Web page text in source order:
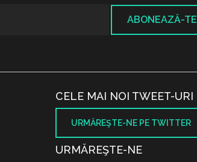
ABONEAZĂ-TE
CELE MAI NOI TWEET-URI
URMĂREŞTE-NE PE TWITTER
URMĂREŞTE-NE